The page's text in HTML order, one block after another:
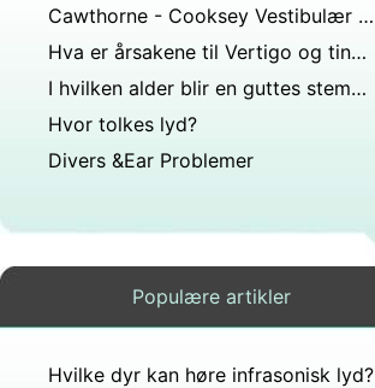
Cawthorne - Cooksey Vestibulær Øvelser
Hva er årsakene til Vertigo og tinnitus
I hvilken alder blir en guttes stemme dypere?
Hvor tolkes lyd?
Divers &Ear Problemer
Populære artikler
Hvilke dyr kan høre infrasonisk lyd?